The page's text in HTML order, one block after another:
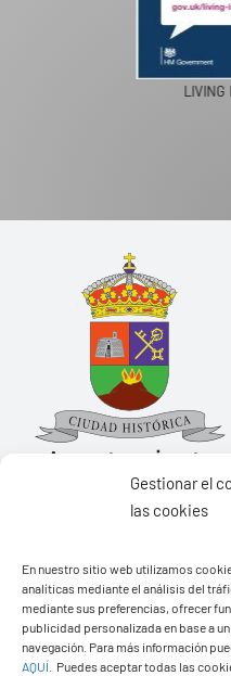
Gestionar el
las cookies
En nuestro sitio web utilizamos
analíticas mediante el análisis del
mediante sus preferencias, ofrecer
publicidad personalizada en base a
navegación. Para más información
AQUÍ
Puedes aceptar todas las
PASEOS
Pza. de Los Remedios, 1
35570 – Yaiza
Tel:928 83 62 20